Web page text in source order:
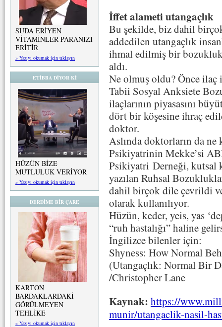
SUDA ERİYEN
VİTAMİNLER PARANIZI
ERİTİR
» Yazıyı okumak için tıklayın
ETİBBA DİYOR Kİ
HÜZÜN BİZE
MUTLULUK VERİYOR
» Yazıyı okumak için tıklayın
DERDİME BİR ÇARE
KARTON
BARDAKLARDAKİ
GÖRÜLMEYEN
TEHLİKE
» Yazıyı okumak için tıklayın
İffet alameti utangaçlık
Bu şekilde, biz dahil
addedilen utangaçlık
ihmal edilmiş bir
aldı.
Ne olmuş oldu? Önce ilaç
Tabii Sosyal Anksiete
ilaçlarının piyasasını
dört bir köşesine ihraç
doktor.
Aslında doktorların da
Psikiyatrinin Mekke’si
Psikiyatri Derneği, kutsal
yazılan Ruhsal
dahil birçok dile çevrildi
olarak kullanılıyor.
Hüzün, keder, yeis, yas
“ruh hastalığı” haline
İngilizce bilenler için:
Shyness: How Normal
(Utangaçlık: Normal Bir
/Christopher Lane
Kaynak: https://
munir/utangaclik-nasil-